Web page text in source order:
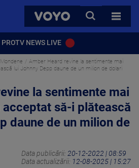
VOYO
CAUTA
TOATE
PROTV NEWS LIVE
Amber Heard revine la sentimente mai
lui Johnny Depp daune de un milion de dolari
la sentimente mai
acceptat să-i plătească
daune de un milion de
Data publicării: 20-12-2022 | 08:59
Data actualizării: 12-08-2025 | 15:27